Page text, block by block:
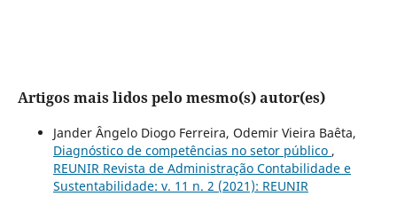
Artigos mais lidos pelo mesmo(s) autor(es)
Jander Ângelo Diogo Ferreira, Odemir Vieira Baêta,
Diagnóstico de competências no setor público ,
REUNIR Revista de Administração Contabilidade e
Sustentabilidade: v. 11 n. 2 (2021): REUNIR